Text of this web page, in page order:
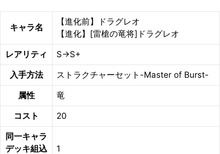
キャラ名
【進化前】ドラグレオ
【進化】[雷槍の竜将]ドラグレオ
レアリティ S→S+
入手方法 ストラクチャーセット-Master of Burst-
属性 竜
コスト 20
同一キャラ
デッキ組込
1